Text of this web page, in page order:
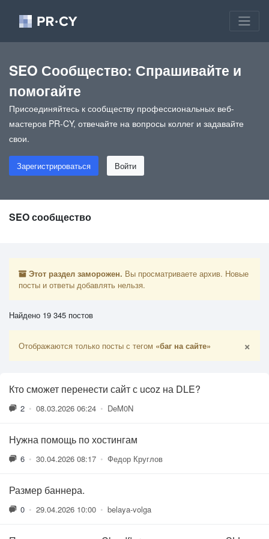
SEO Сообщество: Спрашивайте и
помогайте
Присоединяйтесь к сообществу профессиональных веб-
мастеров PR-CY, отвечайте на вопросы коллег и задавайте
свои.
Зарегистрироваться Войти
SEO сообщество
Этот раздел заморожен. Вы просматриваете архив. Новые
посты и ответы добавлять нельзя.
Найдено 19 345 постов
Отображаются только посты с тегом «баг на сайте» ×
Кто сможет перенести сайт с ucoz на DLE?
2 • 08.03.2026 06:24 • DeM0N
Нужна помощь по хостингам
6 • 30.04.2026 08:17 • Федор Круглов
Размер баннера.
0 • 29.04.2026 10:00 • belaya-volga